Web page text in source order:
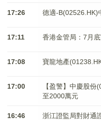
17:26 德適-B(02526.HK)
17:11 香港金管局：7月
17:08 寶龍地產
17:00
【盈警】中慶股
至2000萬元
16:46
浙江證監局對財通